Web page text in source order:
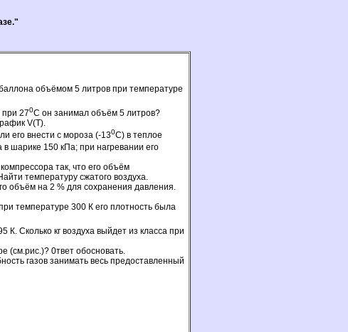
объёмом 5 литров при температуре
270С он занимал объём 5 литров?
V(T).
его внести с мороза (-130С) в теплое
шарике 150 кПа; при нагревании его
так, что его объём
температуру сжатого воздуха.
объём на 2 % для сохранения давления.
температуре 300 К его плотность была
К. Сколько кг воздуха выйдет из класса при
(см.рис.)? 0твет обосновать.
газов занимать весь предоставленный